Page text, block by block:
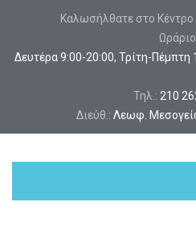
Καλωσήλθατε στο Κέντρο
Δευτέρα 9:00-20:00, Τρίτη-
Τηλ.: 210
Διεύθ.: Λεωφ.